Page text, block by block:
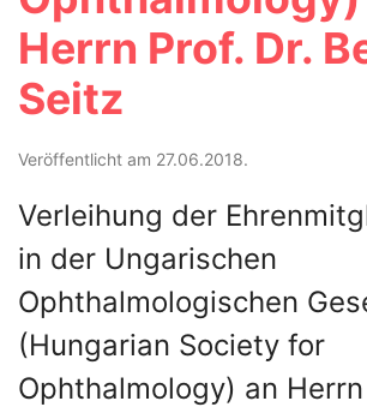
Herrn Prof. Dr.
Seitz
Veröffentlicht am 27.06.2018.
Verleihung der
in der Ungarischen
Ophthalmologischen
(Hungarian Society for
Ophthalmology) an